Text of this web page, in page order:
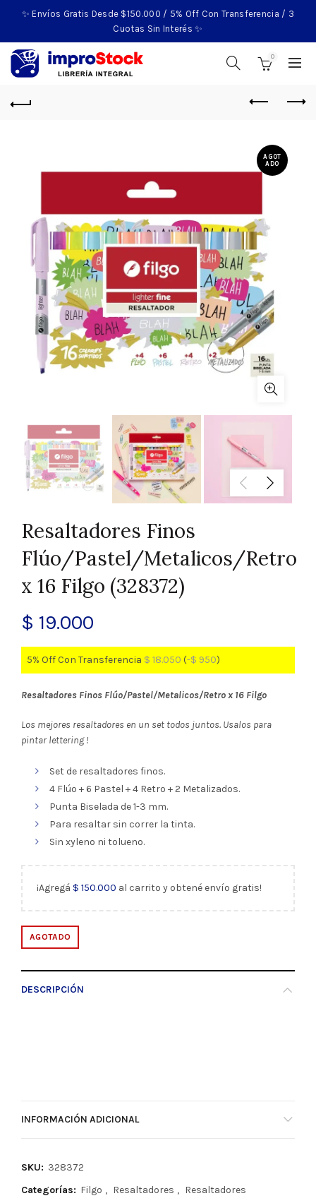
✨ Envíos Gratis Desde $150.000 / 5% Off Con Transferencia / 3
Cuotas Sin Interés ✨
0
AGOT
ADO
Resaltadores Finos
Flúo/Pastel/Metalicos/Retro
x 16 Filgo (328372)
$ 19.000
5% Off Con Transferencia $ 18.050 (-$ 950)
Resaltadores Finos Flúo/Pastel/Metalicos/Retro x 16 Filgo
Los mejores resaltadores en un set todos juntos. Usalos para
pintar lettering !
Set de resaltadores finos.
4 Flúo + 6 Pastel + 4 Retro + 2 Metalizados.
Punta Biselada de 1-3 mm.
Para resaltar sin correr la tinta.
Sin xyleno ni tolueno.
¡Agregá $ 150.000 al carrito y obtené envío gratis!
AGOTADO
DESCRIPCIÓN
INFORMACIÓN ADICIONAL
SKU: 328372
Categorías: Filgo , Resaltadores , Resaltadores